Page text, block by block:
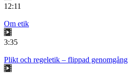
12:11
Om etik
3:35
Plikt och regeletik – flippad genomgång